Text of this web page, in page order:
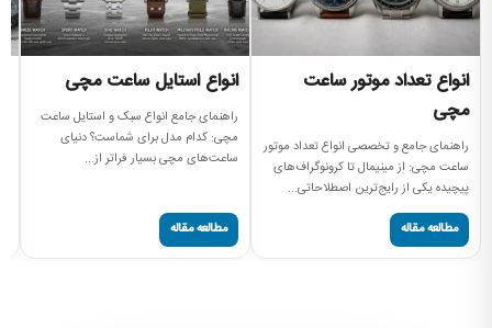
انواع تعداد موتور ساعت
مچی
راهنمای جامع و تخصصی انواع تعداد موتور
ساعت مچی: از مینیمال تا کرونوگراف‌های
پیچیده یکی از رایج‌ترین اصطلاحاتی...
مطالعه مقاله
انواع استایل ساعت مچی
راهنمای جامع انواع سبک و استایل ساعت
مچی: کدام مدل برای شماست؟ دنیای
ساعت‌های مچی بسیار فراتر از...
مطالعه مقاله